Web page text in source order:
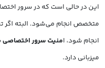
این در حالی است که در سرور
متخصص انجام می‌شود. البته اگر
انجام شود، امنیت سرور اختصاصی
میزبانی دارد.